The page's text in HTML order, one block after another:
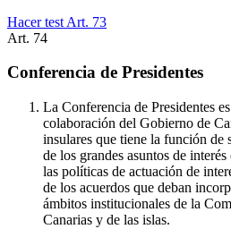
Hacer test Art. 73
Art. 74
Conferencia de Presidentes
La Conferencia de Presidentes
colaboración del Gobierno de
insulares que tiene la función de
de los grandes asuntos de
las políticas de actuación de
de los acuerdos que deban
ámbitos institucionales de la
Canarias y de las islas.